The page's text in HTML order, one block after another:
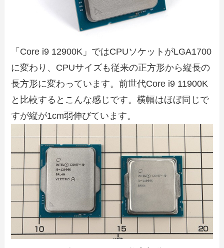
「Core i9 12900K」ではCPUソケットがLGA1700
に変わり、CPUサイズも従来の正方形から縦長の
長方形に変わっています。前世代Core i9 11900K
と比較するとこんな感じです。横幅はほぼ同じで
すが縦が1cm弱伸びています。